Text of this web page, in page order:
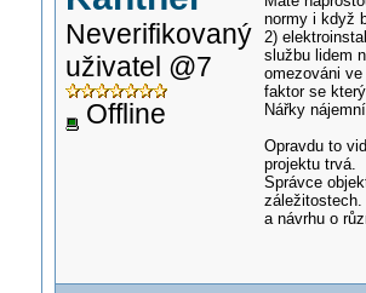
Neverifikovaný
uživatel @7
Offline
normy i když
2)
službu lidem
omezováni
faktor se
Nářky
Opravdu to
projektu trvá.
Správce
záležitostech.
a návrhu o